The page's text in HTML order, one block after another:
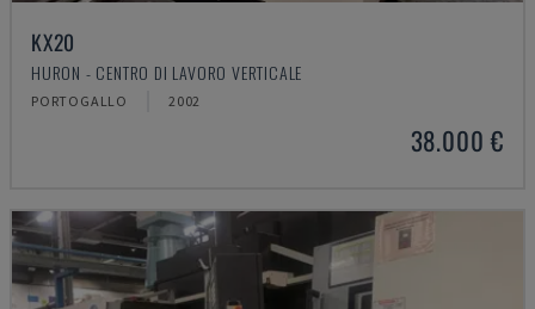
KX20
HURON - CENTRO DI LAVORO VERTICALE
PORTOGALLO 2002
38.000 €